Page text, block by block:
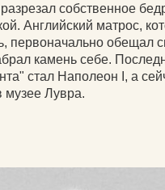
собственное
Английский матрос,
первоначально обещал
камень себе.
стал Наполеон I, а
музее Лувра.